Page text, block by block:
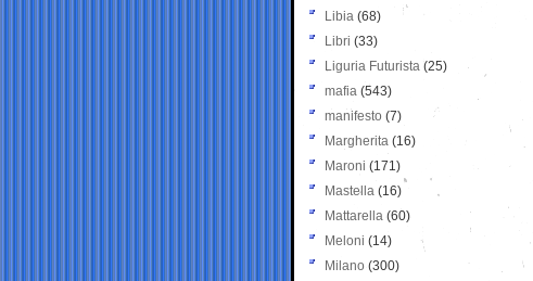
Libia (68)
Libri (33)
Liguria Futurista (25)
mafia (543)
manifesto (7)
Margherita (16)
Maroni (171)
Mastella (16)
Mattarella (60)
Meloni (14)
Milano (300)